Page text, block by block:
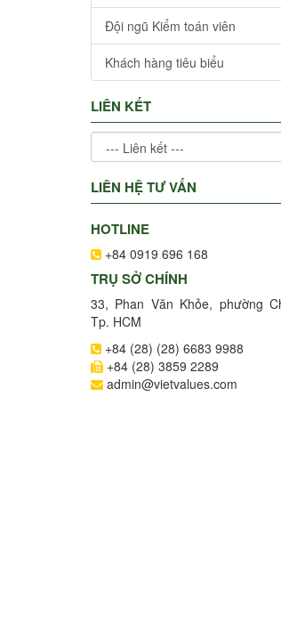
Đội ngũ Kiểm toán viên
Khách hàng tiêu biểu
LIÊN KẾT
LIÊN HỆ TƯ VẤN
HOTLINE
+84 0919 696 168
TRỤ SỞ CHÍNH
33, Phan Văn Khỏe, phường
Tp. HCM
+84 (28) (28) 6683 9988
+84 (28) 3859 2289
admin@vietvalues.com